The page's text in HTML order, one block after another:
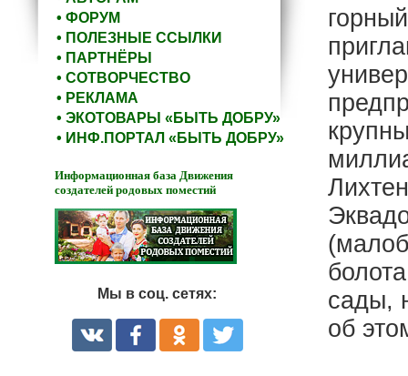
• ФОРУМ
• ПОЛЕЗНЫЕ ССЫЛКИ
• ПАРТНЁРЫ
• СОТВОРЧЕСТВО
• РЕКЛАМА
• ЭКОТОВАРЫ «БЫТЬ ДОБРУ»
• ИНФ.ПОРТАЛ «БЫТЬ ДОБРУ»
Информационная база Движения
создателей родовых поместий
Мы в соц. сетях:
сады,
об